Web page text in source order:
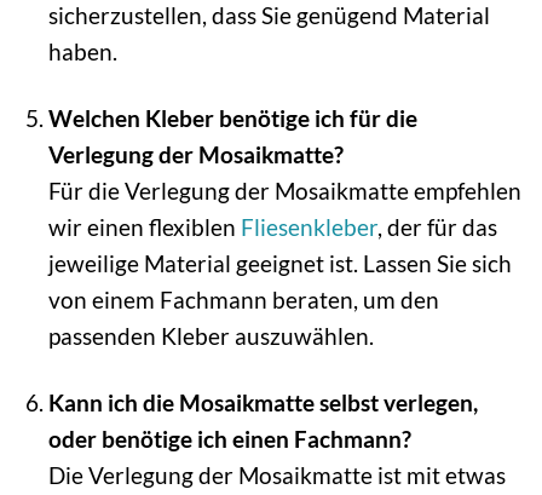
sicherzustellen, dass Sie genügend Material
haben.
Welchen Kleber benötige ich für die
Verlegung der Mosaikmatte?
Für die Verlegung der Mosaikmatte empfehlen
wir einen flexiblen Fliesenkleber, der für das
jeweilige Material geeignet ist. Lassen Sie sich
von einem Fachmann beraten, um den
passenden Kleber auszuwählen.
Kann ich die Mosaikmatte selbst verlegen,
oder benötige ich einen Fachmann?
Die Verlegung der Mosaikmatte ist mit etwas